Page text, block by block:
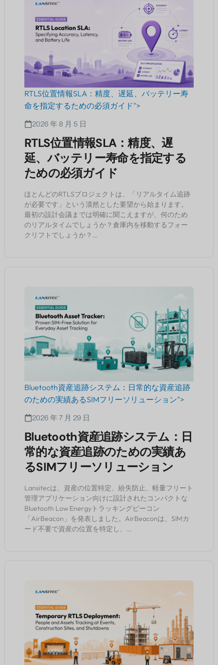
RTLS位置情報SLA：精度、遅延、バッテリー寿
命を指定するための必須ガイド">
2026 年 8 月 5 日
RTLS位置情報SLA：精度、遅
延、バッテリー寿命を指定する
ための必須ガイド
ほとんどのRTLSプロジェクトは、「リアルタイム追跡
が必要です」という漠然とした要望から始まります。
最初の設計会議までは明確に聞こえますが、何のため
のリアルタイムでしょうか？倉庫内を移動するフォー
クリフトでしょうか？…
Bluetooth資産追跡システム：日常的な資産追跡
のための実績あるSIMフリーソリューション">
2026 年 7 月 29 日
Bluetooth資産追跡システム：日
常的な資産追跡のための実績あ
るSIMフリーソリューション
Lansitecは、資産の位置特定、紛失防止、軽量フリート
管理アプリケーション向けに設計されたコンパクトな
Bluetooth Low Energyトラッキングビーコン
「AirBeacon」を発表しました。AirBeaconは、SIMカ
ード不要で資産の位置を特定し、…